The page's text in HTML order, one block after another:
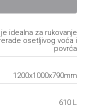
idealna za rukovanje
osetljivog voća i
povrća
1200x1000x790mm
610 L